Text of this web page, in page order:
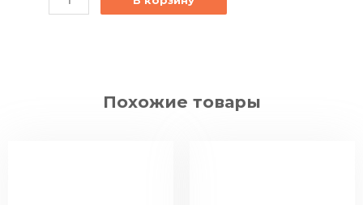
Похожие товары